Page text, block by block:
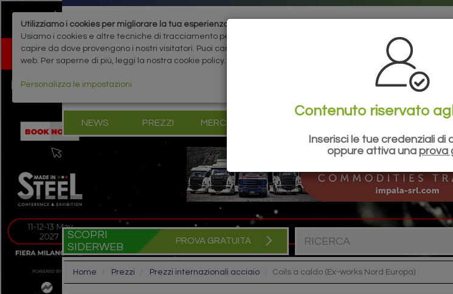
NEWS PREZZI MERCATI
SCOPRI
SIDERWEB
PROVA GRATUITA
Home Prezzi Prezzi internazionali acciaio Coils a caldo (Ex-works Nord Europa)
Utilizziamo i cookies per migliorare la tua esperienza
Usiamo i cookies e altre tecniche di tracciamento per migliorare la tua esperienza di navigazione sul
capire da dove provengono i nostri visitatori. Puoi cambiare le tue impostazioni e rifiutare che alcuni tipi di
web. Per saperne di più, leggi la nostra cookie policy.
Personalizza le impostazioni
Contenuto riservato
Inserisci le tue credenziali di
oppure attiva una prova